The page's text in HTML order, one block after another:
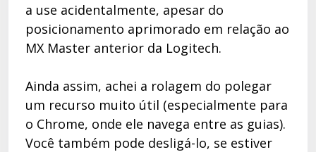
a use acidentalmente, apesar do
posicionamento aprimorado em relação ao
MX Master anterior da Logitech.
Ainda assim, achei a rolagem do polegar
um recurso muito útil (especialmente para
o Chrome, onde ele navega entre as guias).
Você também pode desligá-lo, se estiver